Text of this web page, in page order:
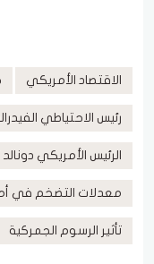
الاقتصاد الأمريكي
رئيس الاحتياطي
الرئيس الأمريكي
معدلات التضخم في
تأثير الرسوم الجمركية